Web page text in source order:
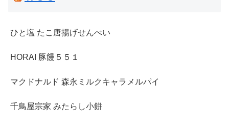
ひと塩 たこ唐揚げせんべい
HORAI 豚饅５５１
マクドナルド 森永ミルクキャラメルパイ
千鳥屋宗家 みたらし小餅